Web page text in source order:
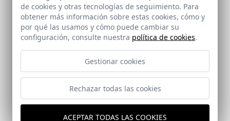
Cartaya (Huelva)
de cookies y otras tecnologías de seguimiento. Para
obtener más información sobre estas cookies, cómo y
por qué las usamos y cómo puede cambiar su
configuración, consulte nuestra política de cookies.
Gestionar cookies
Rechazar todas las cookies
ACEPTAR TODAS LAS COOKIES